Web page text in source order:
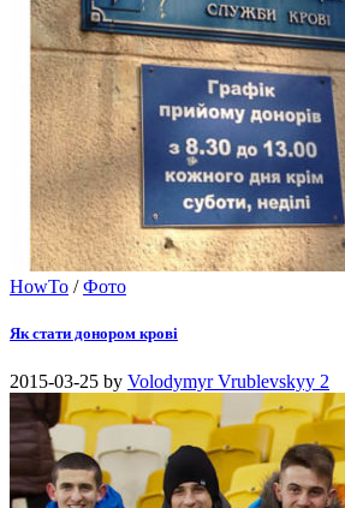
HowTo /Фото
Як стати донором крові
2015-03-25 by Volodymyr Vrublevskyy 2